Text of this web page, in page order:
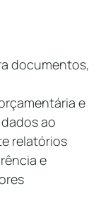
documentos,
e
ao
relatórios
e